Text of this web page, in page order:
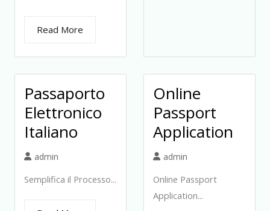
Read More
Passaporto
Elettronico
Italiano
admin
Semplifica il Processo...
Online
Passport
Application
admin
Online Passport
Application...